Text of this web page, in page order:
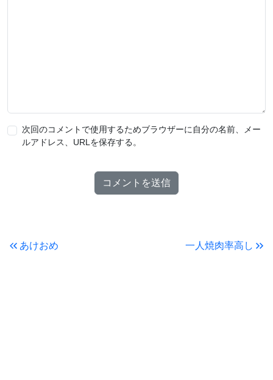
次回のコメントで使用するためブラウザーに自分の名前、メー
ルアドレス、URLを保存する。
あけおめ 一人焼肉率高し